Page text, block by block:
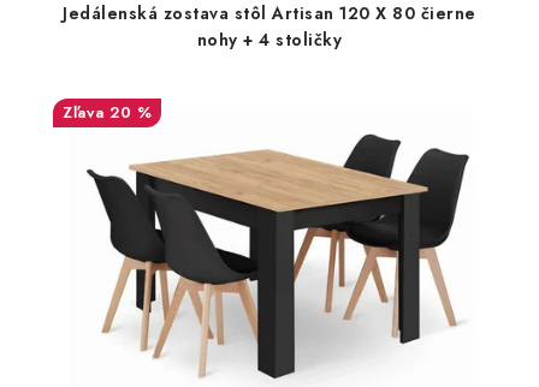
Jedálenská zostava stôl Artisan 120 X 80 čierne
nohy + 4 stoličky
20 %